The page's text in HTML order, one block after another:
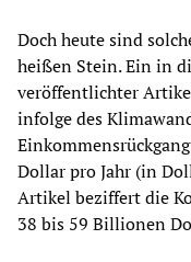
Doch heute sind
heißen Stein. Ein in
veröffentlichter
infolge des
Dollar pro Jahr (in
Artikel beziffert die
38 bis 59 Billionen